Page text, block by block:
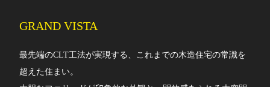
GRAND VISTA
最先端のCLT工法が実現する、これまでの木造住宅の常識を
超えた住まい。